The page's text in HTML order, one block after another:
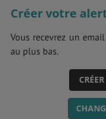
Créer votre
Vous recevrez un
au plus bas.